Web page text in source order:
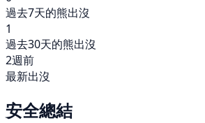
過去7天的熊出沒
1
過去30天的熊出沒
2週前
最新出沒
安全總結